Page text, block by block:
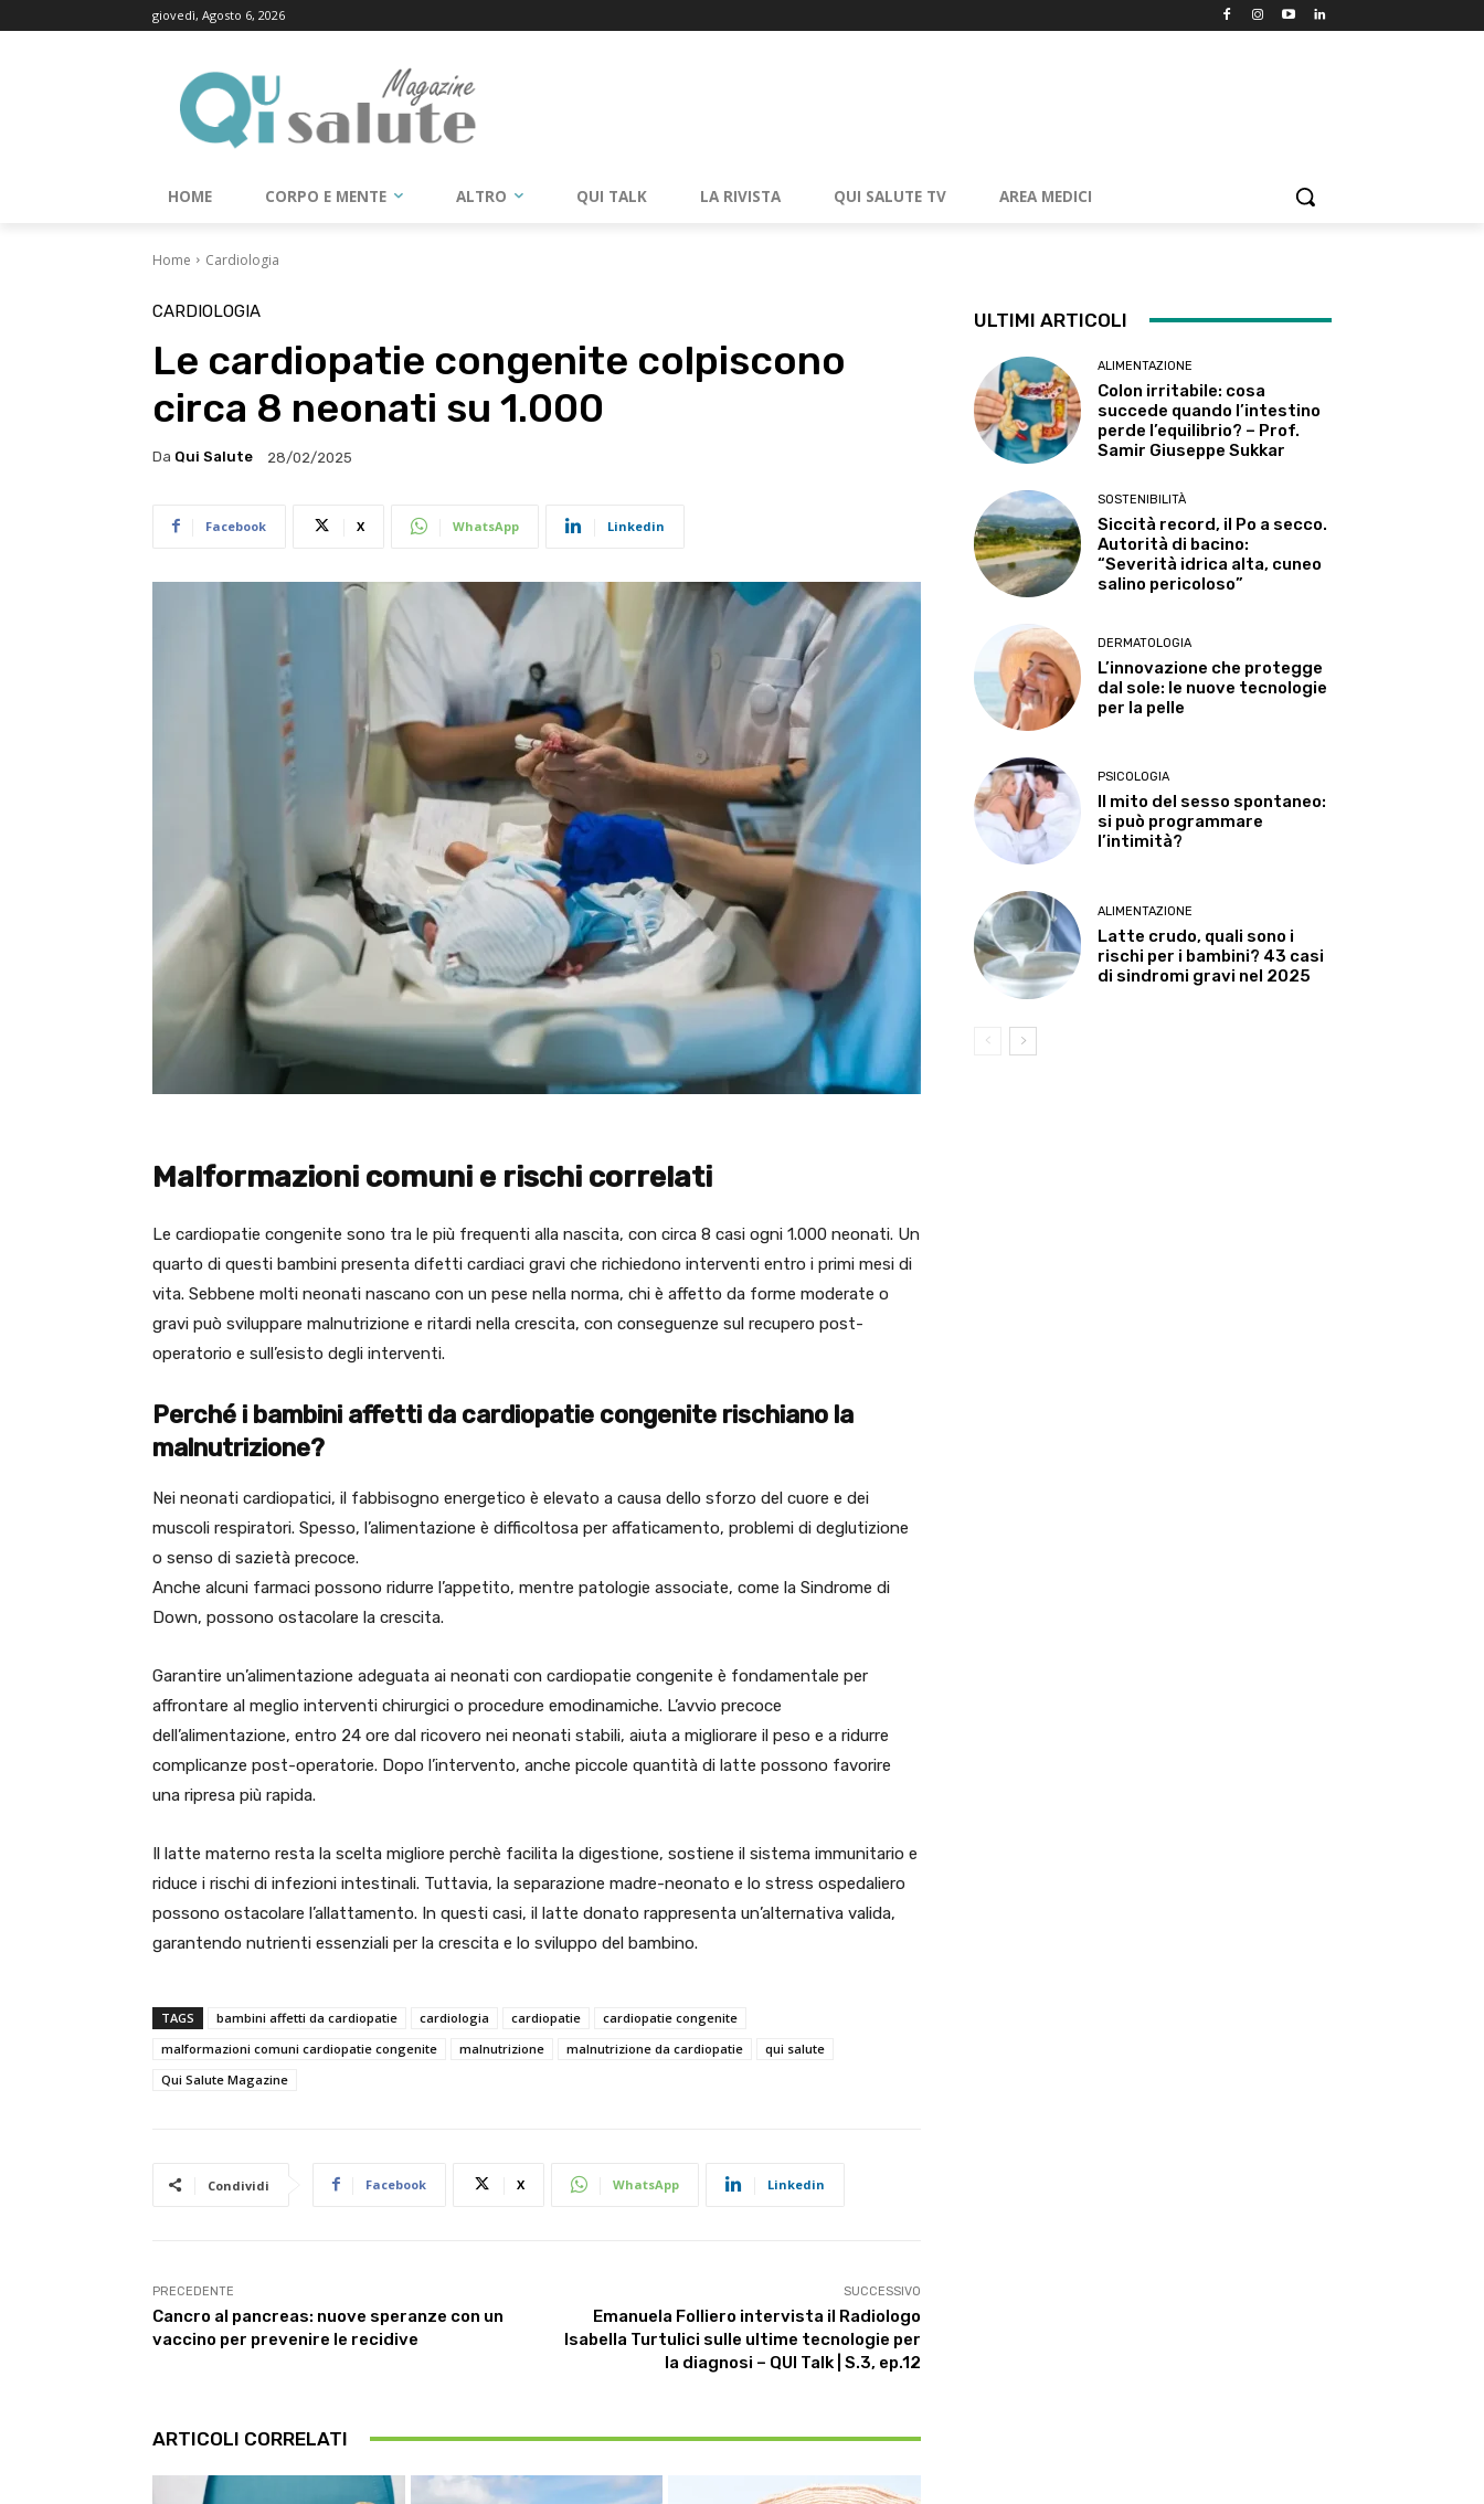
giovedì, Agosto 6, 2026
HOME CORPO E MENTE ALTRO QUI TALK LA RIVISTA QUI SALUTE TV AREA MEDICI
Home Cardiologia
CARDIOLOGIA
Le cardiopatie congenite colpiscono
circa 8 neonati su 1.000
Da Qui Salute 28/02/2025
Facebook X WhatsApp Linkedin
Malformazioni comuni e rischi correlati
Le cardiopatie congenite sono tra le più frequenti alla nascita, con circa 8 casi ogni 1.000 neonati. Un
quarto di questi bambini presenta difetti cardiaci gravi che richiedono interventi entro i primi mesi di
vita. Sebbene molti neonati nascano con un pese nella norma, chi è affetto da forme moderate o
gravi può sviluppare malnutrizione e ritardi nella crescita, con conseguenze sul recupero post-
operatorio e sull’esisto degli interventi.
Perché i bambini affetti da cardiopatie congenite rischiano la
malnutrizione?
Nei neonati cardiopatici, il fabbisogno energetico è elevato a causa dello sforzo del cuore e dei
muscoli respiratori. Spesso, l’alimentazione è difficoltosa per affaticamento, problemi di deglutizione
o senso di sazietà precoce.
Anche alcuni farmaci possono ridurre l’appetito, mentre patologie associate, come la Sindrome di
Down, possono ostacolare la crescita.
Garantire un’alimentazione adeguata ai neonati con cardiopatie congenite è fondamentale per
affrontare al meglio interventi chirurgici o procedure emodinamiche. L’avvio precoce
dell’alimentazione, entro 24 ore dal ricovero nei neonati stabili, aiuta a migliorare il peso e a ridurre
complicanze post-operatorie. Dopo l’intervento, anche piccole quantità di latte possono favorire
una ripresa più rapida.
Il latte materno resta la scelta migliore perchè facilita la digestione, sostiene il sistema immunitario e
riduce i rischi di infezioni intestinali. Tuttavia, la separazione madre-neonato e lo stress ospedaliero
possono ostacolare l’allattamento. In questi casi, il latte donato rappresenta un’alternativa valida,
garantendo nutrienti essenziali per la crescita e lo sviluppo del bambino.
TAGS bambini affetti da cardiopatie cardiologia cardiopatie
cardiopatie congenite
malformazioni comuni cardiopatie congenite
malnutrizione malnutrizione da cardiopatie
qui salute
Qui Salute Magazine
Condividi Facebook X WhatsApp Linkedin
PRECEDENTE
Cancro al pancreas: nuove speranze con un
vaccino per prevenire le recidive
SUCCESSIVO
Emanuela Folliero intervista il Radiologo
Isabella Turtulici sulle ultime tecnologie per
la diagnosi – QUI Talk | S.3, ep.12
ARTICOLI CORRELATI
ULTIMI ARTICOLI
ALIMENTAZIONE
Colon irritabile: cosa
succede quando l’intestino
perde l’equilibrio? – Prof.
Samir Giuseppe Sukkar
SOSTENIBILITÀ
Siccità record, il Po a secco.
Autorità di bacino:
“Severità idrica alta, cuneo
salino pericoloso”
DERMATOLOGIA
L’innovazione che protegge
dal sole: le nuove tecnologie
per la pelle
PSICOLOGIA
Il mito del sesso spontaneo:
si può programmare
l’intimità?
ALIMENTAZIONE
Latte crudo, quali sono i
rischi per i bambini? 43 casi
di sindromi gravi nel 2025